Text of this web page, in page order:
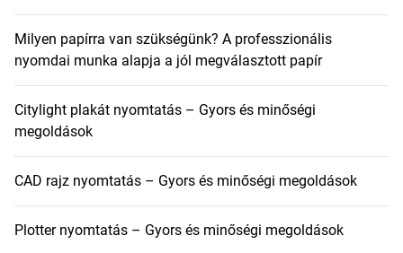
Milyen papírra van szükségünk? A professzionális
nyomdai munka alapja a jól megválasztott papír
Citylight plakát nyomtatás – Gyors és minőségi
megoldások
CAD rajz nyomtatás – Gyors és minőségi megoldások
Plotter nyomtatás – Gyors és minőségi megoldások